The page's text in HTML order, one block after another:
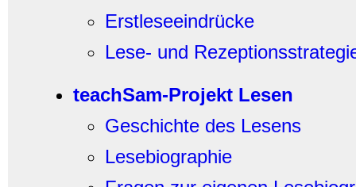
Erstleseeindrücke
Lese- und
teachSam-Projekt Lesen
Geschichte des Lesens
Lesebiographie